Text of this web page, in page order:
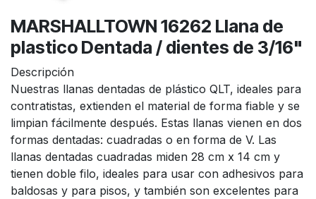
MARSHALLTOWN 16262 Llana de
plastico Dentada / dientes de 3/16"
Descripción
Nuestras llanas dentadas de plástico QLT, ideales para
contratistas, extienden el material de forma fiable y se
limpian fácilmente después. Estas llanas vienen en dos
formas dentadas: cuadradas o en forma de V. Las
llanas dentadas cuadradas miden 28 cm x 14 cm y
tienen doble filo, ideales para usar con adhesivos para
baldosas y para pisos, y también son excelentes para